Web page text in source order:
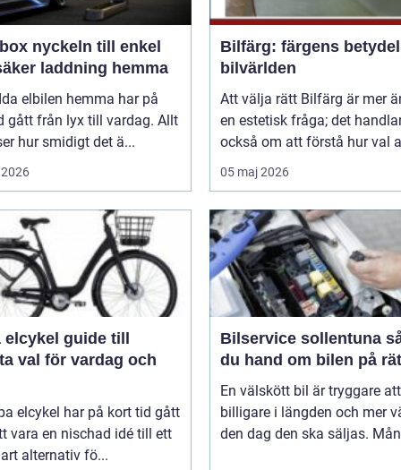
till enkel
laddning hemma
elbilen hemma har på
gått från lyx till vardag. Allt
hur smidigt det ä...
Bilfärg: färgens
bilvärlden
Att välja rätt Bilfärg är mer
en estetisk fråga; det
också om att förstå hur val
05 maj 2026
guide till
val för vardag och
elcykel har på kort tid gått
vara en nischad idé till ett
alternativ fö...
Bilservice sollentuna så tar
du hand om bilen på
En välskött bil är tryggare
billigare i längden och mer
den dag den ska säljas.